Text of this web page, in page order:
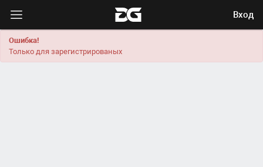
Вход
Ошибка!
Только для зарегистрированых